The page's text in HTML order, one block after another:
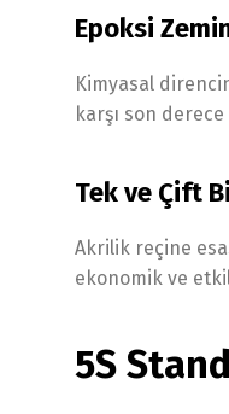
Epoksi
Kimyasal
karşı son
Tek ve Çift
Akrilik reçine
ekonomik ve
5S